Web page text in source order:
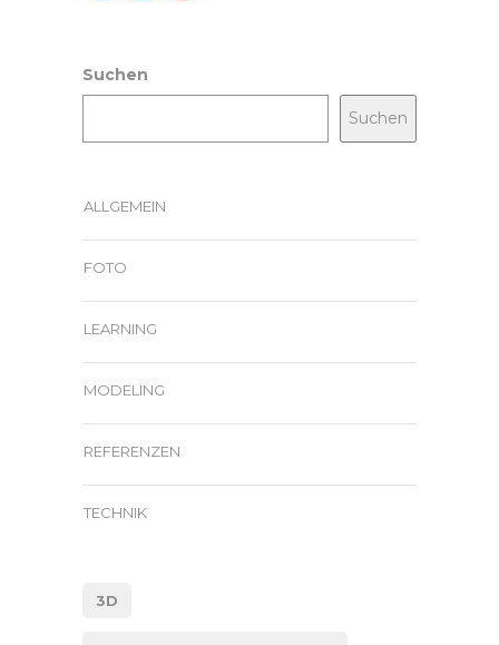
Suchen
Suchen
ALLGEMEIN
FOTO
LEARNING
MODELING
REFERENZEN
TECHNIK
3D